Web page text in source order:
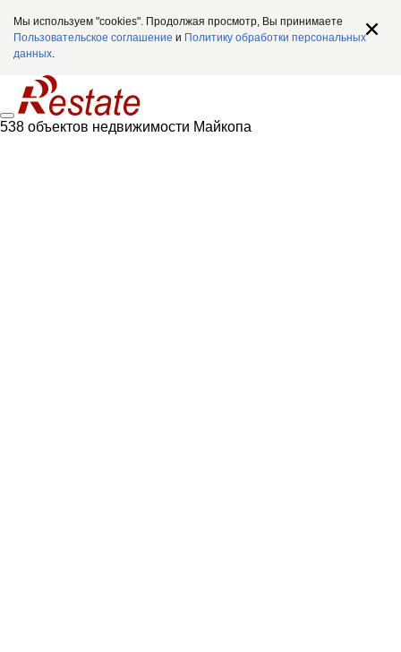
Мы используем "cookies". Продолжая просмотр, Вы принимаете
Пользовательское соглашение и Политику обработки персональных
данных.
538 объектов недвижимости Майкопа